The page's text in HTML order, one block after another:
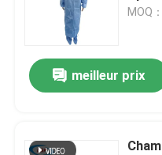
MOQ
meilleur prix